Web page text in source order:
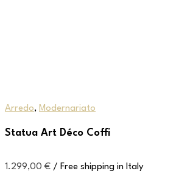
Arredo, Modernariato
Statua Art Déco Coffi
1.299,00 € / Free shipping in Italy